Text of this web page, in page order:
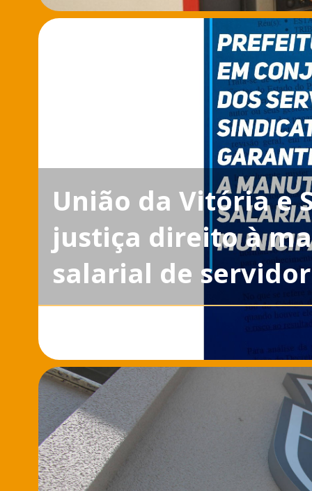
União da Vitória e
justiça direito à
salarial de